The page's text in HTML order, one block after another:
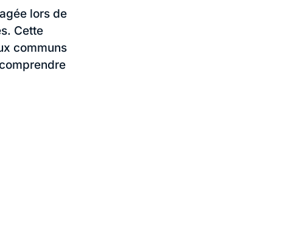
lors de
Cette
communs